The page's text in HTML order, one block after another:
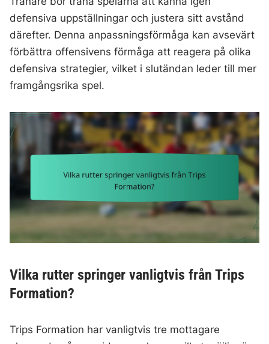
defensiva uppställningar och justera sitt avstånd
därefter. Denna anpassningsförmåga kan avsevärt
förbättra offensivens förmåga att reagera på olika
defensiva strategier, vilket i slutändan leder till mer
framgångsrika spel.
Vilka rutter springer vanligtvis från Trips
Formation?
Trips Formation har vanligtvis tre mottagare